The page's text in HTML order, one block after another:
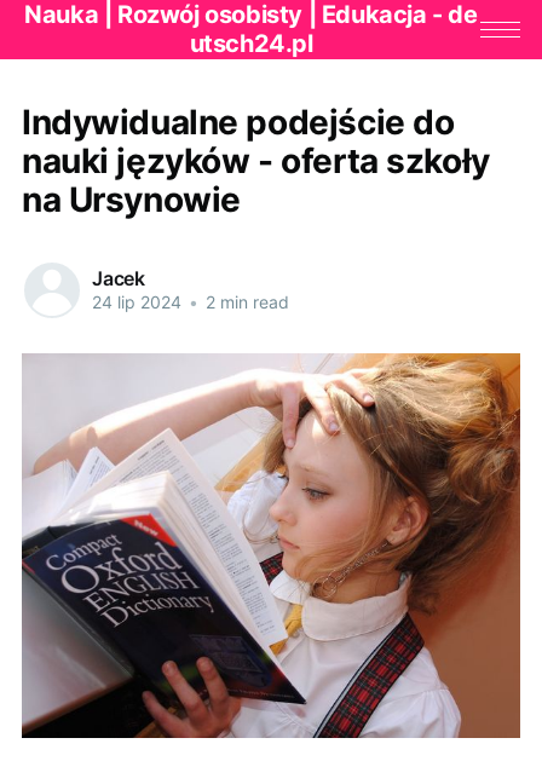
Nauka | Rozwój osobisty | Edukacja - de
utsch24.pl
Indywidualne podejście do
nauki języków - oferta szkoły
na Ursynowie
Jacek
24 lip 2024 • 2 min read